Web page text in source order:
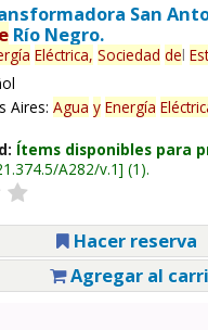
San
Río Negro.
Eléctrica, Sociedad del
Aires: Agua y Energía
Ítems disponibles para
A282/v.1 (1).
Hacer reserva
Agregar al